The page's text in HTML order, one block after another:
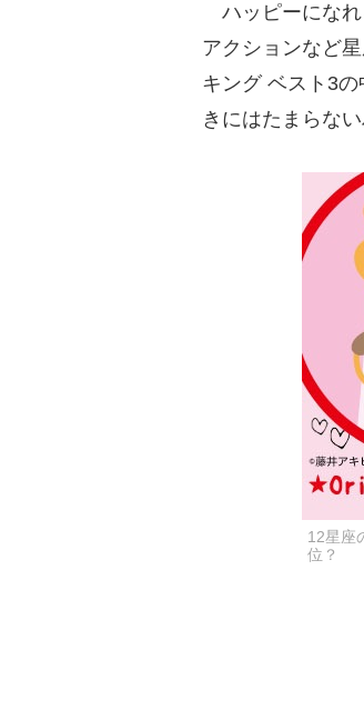
ハッピーになれ
アクションなど
キング ベスト3
きにはたまらな
12星座
位？